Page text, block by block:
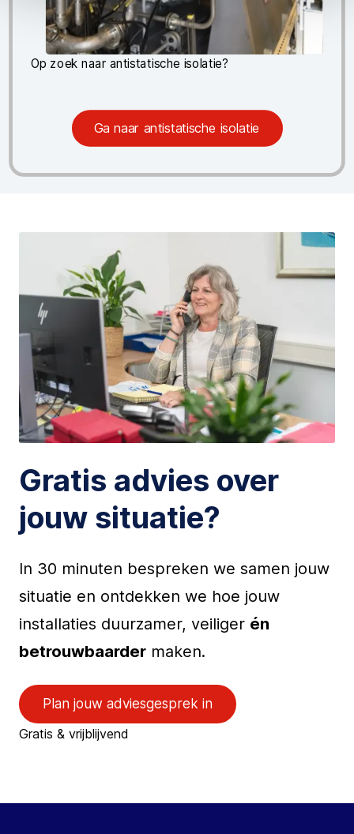
Op zoek naar antistatische isolatie?
Ga naar antistatische isolatie
Gratis advies over
jouw situatie?
In 30 minuten bespreken we samen jouw
situatie en ontdekken we hoe jouw
installaties duurzamer, veiliger én
betrouwbaarder maken.
Plan jouw adviesgesprek in
Gratis & vrijblijvend